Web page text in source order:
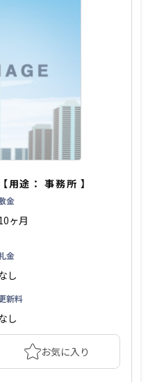
【用途：事務所 】
金
ヶ月
金
し
新料
し
お気に入り